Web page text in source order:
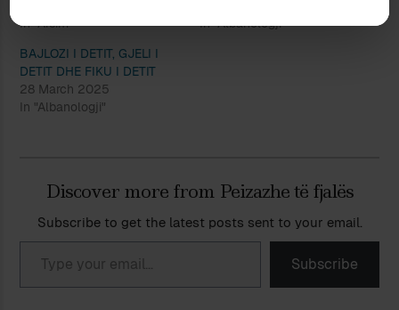
In "Arsim"
In "Albanologji"
BAJLOZI I DETIT, GJELI I
DETIT DHE FIKU I DETIT
28 March 2025
In "Albanologji"
Discover more from Peizazhe të fjalës
Subscribe to get the latest posts sent to your email.
Type your email…
Subscribe